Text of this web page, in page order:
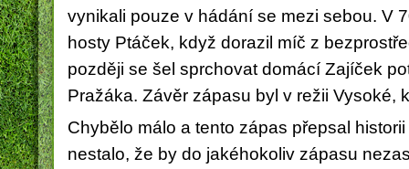
vynikali pouze v hádání se mezi sebou. V
hosty Ptáček, když dorazil míč z
později se šel sprchovat domácí Zajíček
Pražáka. Závěr zápasu byl v režii Vysoké,
Chybělo málo a tento zápas přepsal
nestalo, že by do jakéhokoliv zápasu